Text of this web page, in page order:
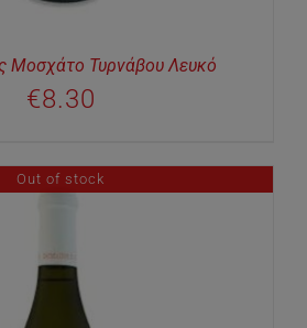
Μοσχάτο Τυρνάβου Λευκό
€8.30
Out of stock